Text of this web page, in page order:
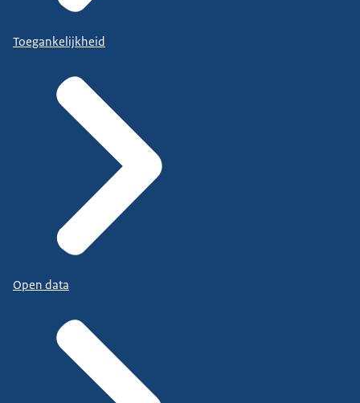
Toegankelijkheid
Open data